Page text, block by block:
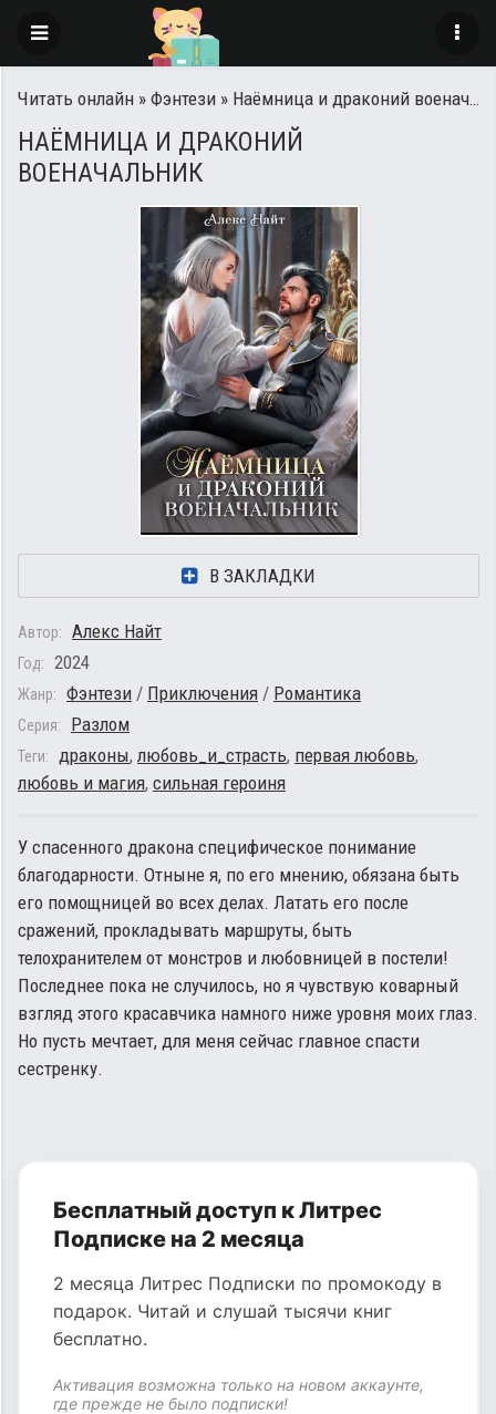
Читать онлайн » Фэнтези » Наёмница и драконий военачальник
НАЁМНИЦА И ДРАКОНИЙ
ВОЕНАЧАЛЬНИК
В ЗАКЛАДКИ
Автор: Алекс Найт
Год: 2024
Жанр: Фэнтези / Приключения / Романтика
Серия: Разлом
Теги: драконы, любовь_и_страсть, первая любовь,
любовь и магия, сильная героиня
У спасенного дракона специфическое понимание
благодарности. Отныне я, по его мнению, обязана быть
его помощницей во всех делах. Латать его после
сражений, прокладывать маршруты, быть
телохранителем от монстров и любовницей в постели!
Последнее пока не случилось, но я чувствую коварный
взгляд этого красавчика намного ниже уровня моих глаз.
Но пусть мечтает, для меня сейчас главное спасти
сестренку.
Бесплатный доступ к Литрес
Подписке на 2 месяца
2 месяца Литрес Подписки по промокоду в
подарок. Читай и слушай тысячи книг
бесплатно.
Активация возможна только на новом аккаунте,
где прежде не было подписки!